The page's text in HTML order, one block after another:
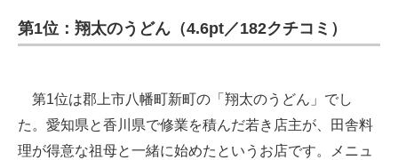
第1位：翔太のうどん（4.6pt／182クチコミ）
第1位は郡上市八幡町新町の「翔太のうどん」でし
た。愛知県と香川県で修業を積んだ若き店主が、田舎料
理が得意な祖母と一緒に始めたというお店です。メニュ